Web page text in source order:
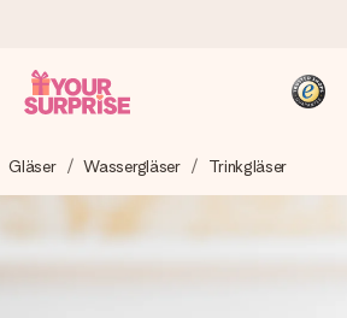
sorgfältig vor und schicken es
es genau zum richtigen Zeitpunkt
wenn es am meisten zählt.
Gläser Wassergläser Trinkgläser